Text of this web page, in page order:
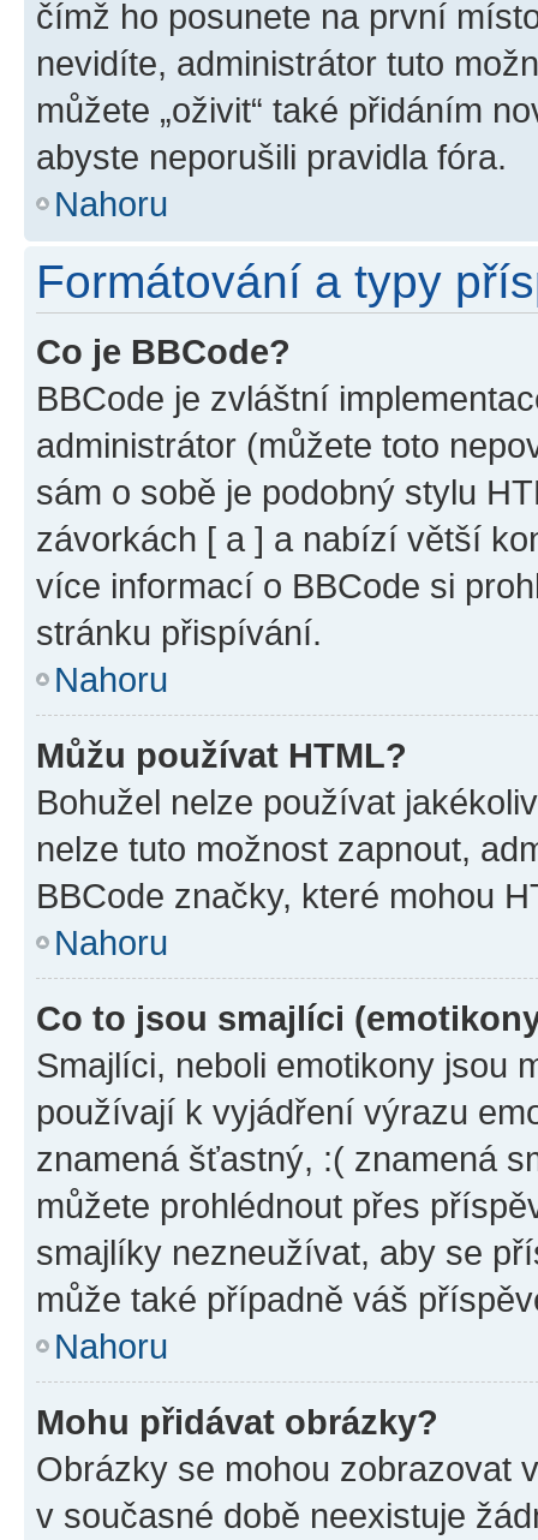
čímž ho posunete na první
nevidíte, administrátor tuto
můžete „oživit“ také přidáním
abyste neporušili pravidla fóra.
Nahoru
Formátování a typy
Co je BBCode?
BBCode je zvláštní
administrátor (můžete toto
sám o sobě je podobný stylu
závorkách [ a ] a nabízí větší
více informací o BBCode si
stránku přispívání.
Nahoru
Můžu používat HTML?
Bohužel nelze používat
nelze tuto možnost zapnout,
BBCode značky, které mohou
Nahoru
Co to jsou smajlíci
Smajlíci, neboli emotikony jsou
používají k vyjádření výrazu
znamená šťastný, :( znamená
můžete prohlédnout přes
smajlíky nezneužívat, aby se
může také případně váš
Nahoru
Mohu přidávat obrázky?
Obrázky se mohou zobrazovat
v současné době neexistuje